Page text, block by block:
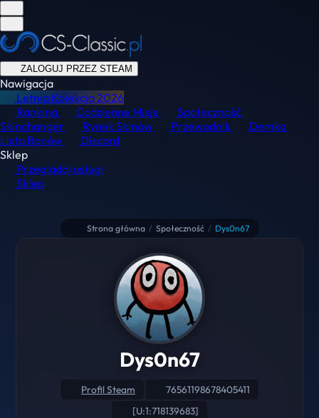
ZALOGUJ PRZEZ STEAM
Nawigacja
Letnia Kolekcja2026
Ranking
Codzienne Misje
Społeczność
Skinchanger
Rynek Skinów Przewodnik
Demka
Lista Banów
Discord
Sklep
Przeglądaj usługi
Sklep
Strona główna / Społeczność / Dys0n67
Dys0n67
Profil Steam
76561198678405411
[U:1:718139683]